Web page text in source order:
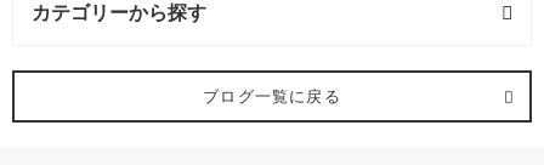
カテゴリーから探す
ヘアスタイル (65記事)
ブログ一覧に戻る